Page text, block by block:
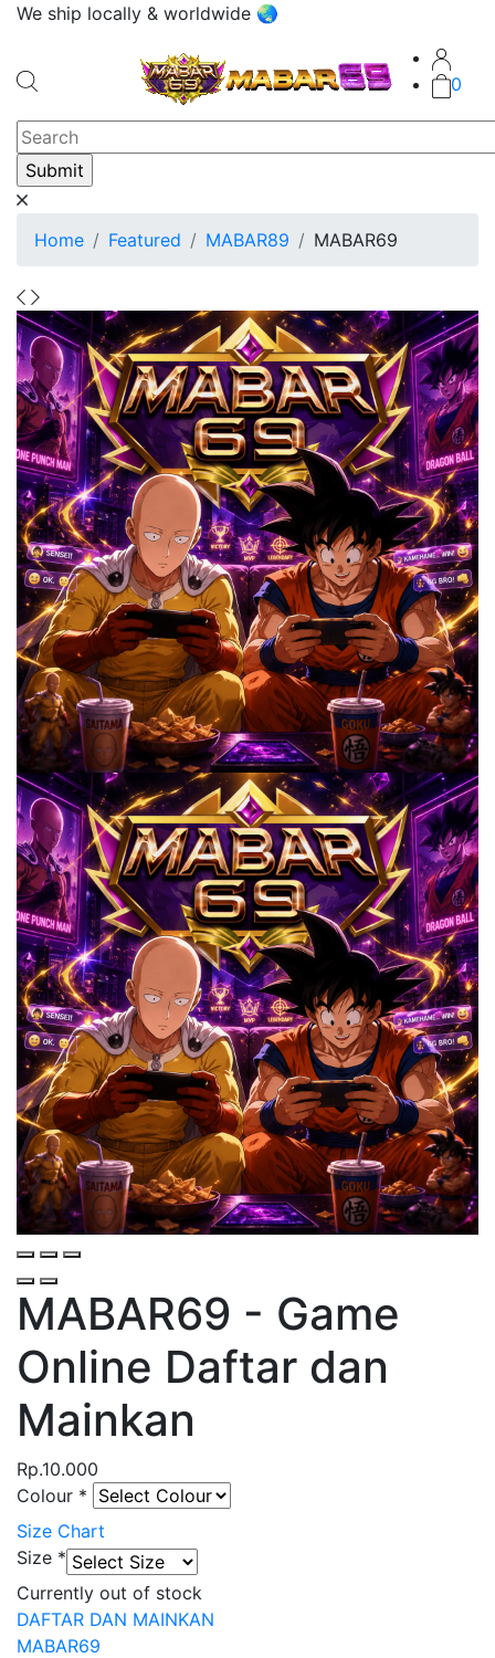
We ship locally & worldwide 🌏
0
Home Featured MABAR89 MABAR69
MABAR69 - Game
Online Daftar dan
Mainkan
Rp.10.000
Colour *
Size Chart
Size *
Currently out of stock
DAFTAR DAN MAINKAN
MABAR69